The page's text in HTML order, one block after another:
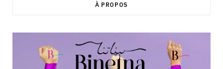
o
g
b
e
I
À PROPOS